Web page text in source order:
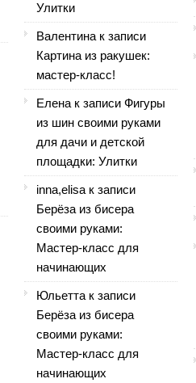
Улитки
Валентина к записи
Картина из ракушек:
мастер-класс!
Елена к записи Фигуры
из шин своими руками
для дачи и детской
площадки: Улитки
inna,elisa к записи
Берёза из бисера
своими руками:
Мастер-класс для
начинающих
Юльетта к записи
Берёза из бисера
своими руками:
Мастер-класс для
начинающих